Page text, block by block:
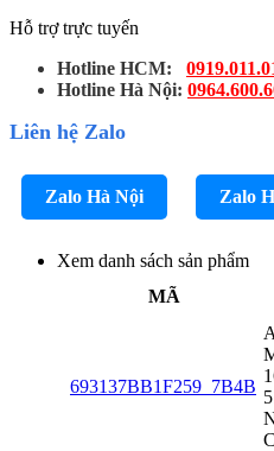
Hỗ trợ trực tuyến
Hotline HCM:
Hotline Hà Nội:
Liên hệ Zalo
Zalo Hà Nội Zalo
Xem danh sách sản phẩm
MÃ
693137BB1F259_7B4B